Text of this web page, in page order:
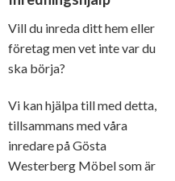
Vill du inreda ditt hem eller
företag men vet inte var du
ska börja?
Vi kan hjälpa till med detta,
tillsammans med våra
inredare på Gösta
Westerberg Möbel som är